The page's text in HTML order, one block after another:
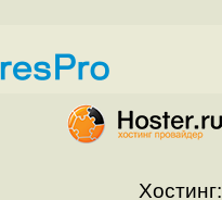
Хостинг: